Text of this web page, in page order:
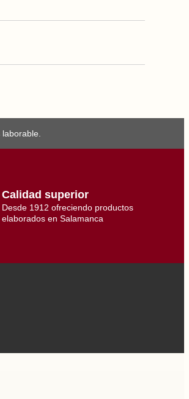
Calidad superior
Desde 1912 ofreciendo productos
elaborados en Salamanca